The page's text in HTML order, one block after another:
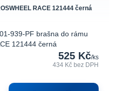
RACE 121444 černá
939-PF brašna do rámu
121444 černá
525 Kč/ks
434 Kč bez DPH